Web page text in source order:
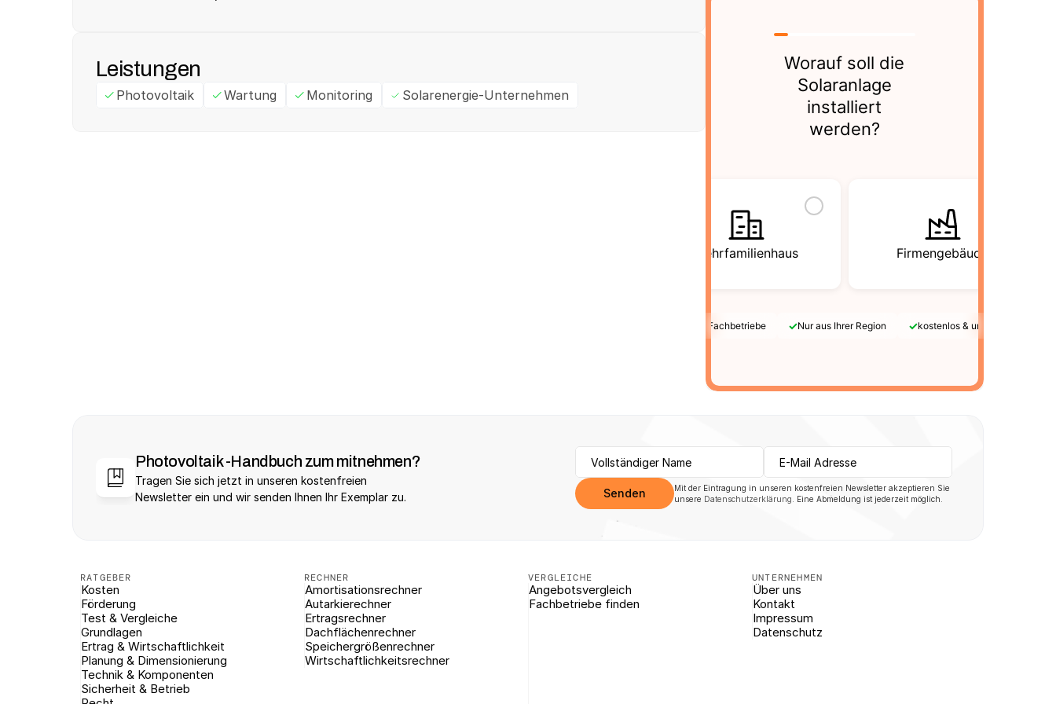
Leistungen
Photovoltaik Wartung Monitoring Solarenergie-Unternehmen
Worauf soll die
Solaranlage
installiert
werden?
Mehrfamilienhaus Firmengebäude
Geprüfte Fachbetriebe ✓Nur aus Ihrer Region ✓kostenlos & unverbindlich
Photovoltaik -Handbuch zum mitnehmen?
Tragen Sie sich jetzt in unseren kostenfreien
Newsletter ein und wir senden Ihnen Ihr Exemplar zu.
Senden
Mit der Eintragung in unseren kostenfreien Newsletter akzeptieren Sie
unsere Datenschutzerklärung . Eine Abmeldung ist jederzeit möglich.
RATGEBER
Kosten
Förderung
Test & Vergleiche
Grundlagen
Ertrag & Wirtschaftlichkeit
Planung & Dimensionierung
Technik & Komponenten
Sicherheit & Betrieb
RECHNER
Amortisationsrechner
Autarkierechner
Ertragsrechner
Dachflächenrechner
Speichergrößenrechner
Wirtschaftlichkeitsrechner
VERGLEICHE
Angebotsvergleich
Fachbetriebe finden
UNTERNEHMEN
Über uns
Kontakt
Impressum
Datenschutz